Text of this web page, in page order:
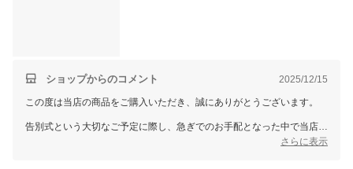
ショップからのコメント 2025/12/15
この度は当店の商品をご購入いただき、誠にありがとうございます。
告別式という大切なご予定に際し、急ぎでのお手配となった中で当店を
お選びいただき、無事にお届けできたとのこと、安心いたしました。
さらに表示